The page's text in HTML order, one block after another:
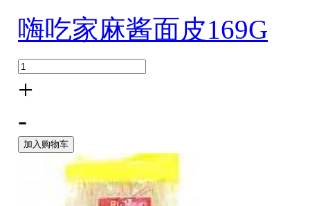
嗨吃家麻酱面皮169G
+
-
加入购物车